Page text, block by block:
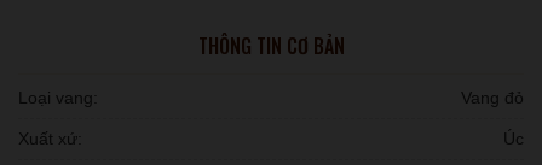
THÔNG TIN CƠ BẢN
Loại vang: Vang đỏ
Xuất xứ: Úc